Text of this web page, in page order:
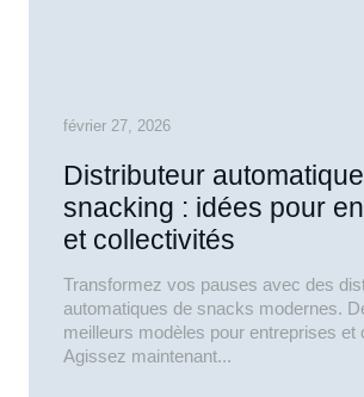
février 27, 2026
Distributeur automatique
snacking : idées pour
et collectivités
Transformez vos pauses avec des
automatiques de snacks modernes.
meilleurs modèles pour entreprises et
Agissez maintenant...